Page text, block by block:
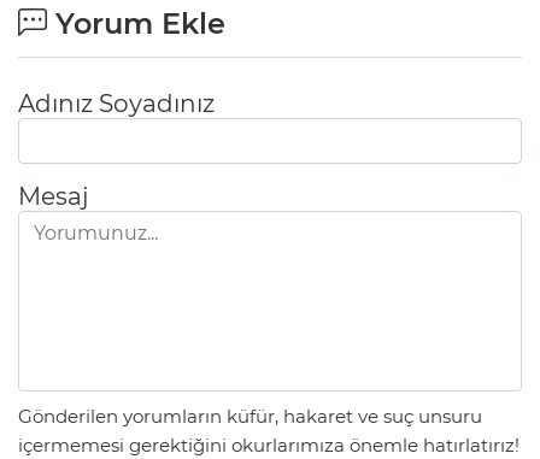
Yorum Ekle
Adınız Soyadınız
Mesaj
Gönderilen yorumların küfür, hakaret ve suç unsuru
içermemesi gerektiğini okurlarımıza önemle hatırlatırız!